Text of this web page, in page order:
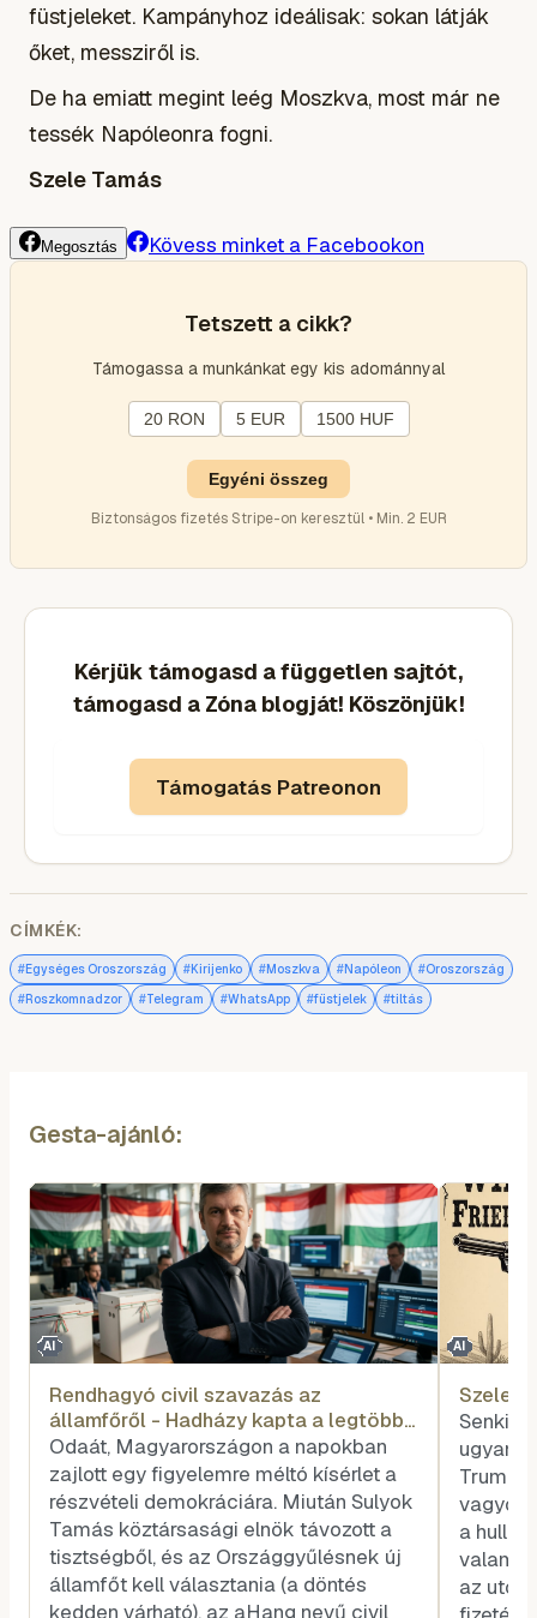
füstjeleket. Kampányhoz ideálisak: sokan látják
őket, messziről is.
De ha emiatt megint leég Moszkva, most már ne
tessék Napóleonra fogni.
Szele Tamás
Megosztás Kövess minket a Facebookon
Tetszett a cikk?
Támogassa a munkánkat egy kis adománnyal
20 RON 5 EUR 1500 HUF
Egyéni összeg
Biztonságos fizetés Stripe-on keresztül • Min. 2 EUR
Kérjük támogasd a független sajtót,
támogasd a Zóna blogját! Köszönjük!
Támogatás Patreonon
CÍMKÉK:
#Egységes Oroszország #Kirijenko #Moszkva #Napóleon #Oroszország
#Roszkomnadzor #Telegram #WhatsApp #füstjelek #tiltás
Gesta-ajánló:
AI
Rendhagyó civil szavazás az
államfőről - Hadházy kapta a legtöbb
voksot
Odaát, Magyarországon a napokban
zajlott egy figyelemre méltó kísérlet a
részvételi demokráciára. Miután Sulyok
Tamás köztársasági elnök távozott a
tisztségből, és az Országgyűlésnek új
államfőt kell választania (a döntés
kedden várható), az aHang nevű civil
AI
Szele
Senkit
Trump
a
az